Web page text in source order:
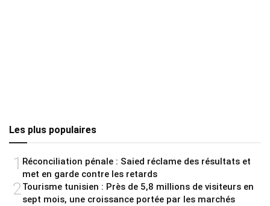
Les plus populaires
1 Réconciliation pénale : Saied réclame des résultats et
met en garde contre les retards
2Tourisme tunisien : Près de 5,8 millions de visiteurs en
sept mois, une croissance portée par les marchés